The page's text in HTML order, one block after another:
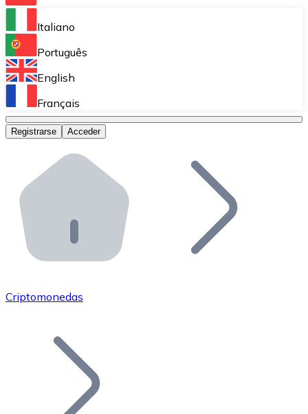
Bitnovo Ramp
Integra nuestra solución en tu plataforma.
Bitnovo Giftcards
Bitnovo OTC
Bitnovo ATM
Integra un ATM Bitnovo en tu negocio y permite que
Bitnovo API
Integra nuestra API en tu ecosistema.
Únete a nuestra red de distribuidores.
Añade tu proyecto a nuestro ecosistema.
Italiano
Português
English
Français
Registrarse Acceder
Criptomonedas